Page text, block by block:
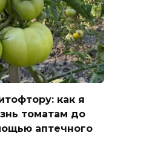
как я
томатам до
аптечного